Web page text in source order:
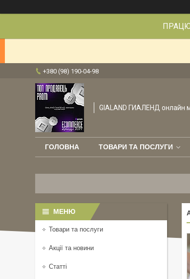
+380 (98) 190-04-98
GIALAND ГИАЛЕНД онлайн
ГОЛОВНА ТОВАРИ ТА ПОСЛУГИ
Товари та послуги
Акції та новини
Статті